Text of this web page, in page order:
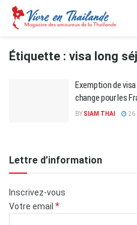
Étiquette : visa long
Exemption de
change pour les
BYSIAM THAI 26
Lettre d’information
Inscrivez-vous
Votre email *